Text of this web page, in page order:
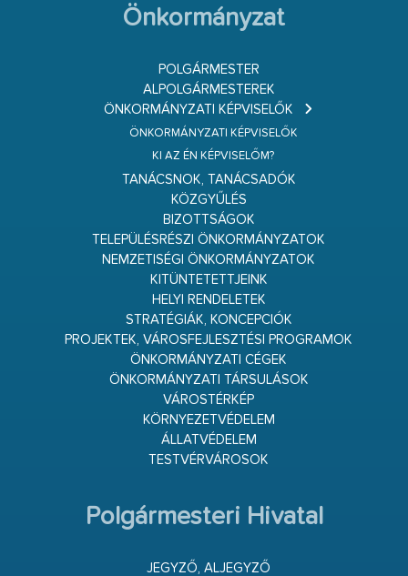
Önkormányzat
POLGÁRMESTER
ALPOLGÁRMESTEREK
ÖNKORMÁNYZATI KÉPVISELŐK
ÖNKORMÁNYZATI KÉPVISELŐK
KI AZ ÉN KÉPVISELŐM?
TANÁCSNOK, TANÁCSADÓK
KÖZGYŰLÉS
BIZOTTSÁGOK
TELEPÜLÉSRÉSZI ÖNKORMÁNYZATOK
NEMZETISÉGI ÖNKORMÁNYZATOK
KITÜNTETETTJEINK
HELYI RENDELETEK
STRATÉGIÁK, KONCEPCIÓK
PROJEKTEK, VÁROSFEJLESZTÉSI PROGRAMOK
ÖNKORMÁNYZATI CÉGEK
ÖNKORMÁNYZATI TÁRSULÁSOK
VÁROSTÉRKÉP
KÖRNYEZETVÉDELEM
ÁLLATVÉDELEM
TESTVÉRVÁROSOK
Polgármesteri Hivatal
JEGYZŐ, ALJEGYZŐ